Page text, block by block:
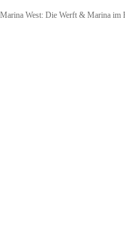
Zum
Menü
Schließen
Marina West: Die Werft & Marina im